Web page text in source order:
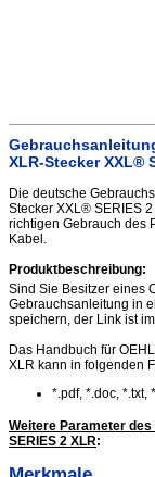
XLR-Stecker XXL®
Die deutsche
Stecker XXL® SERIES
richtigen Gebrauch des
Kabel.
Produktbeschreibung:
Sind Sie Besitzer eines
Gebrauchsanleitung in
speichern, der Link ist
Das Handbuch für
XLR kann in folgenden
*.pdf, *.doc, *.txt,
Weitere Parameter
SERIES 2 XLR: